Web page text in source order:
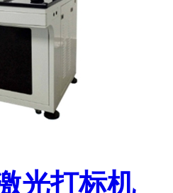
光打标机